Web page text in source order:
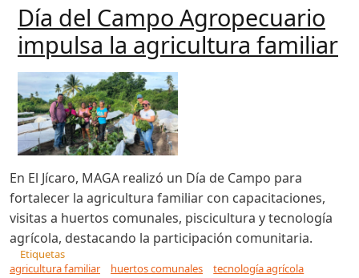
Día del Campo Agropecuario
impulsa la agricultura familiar
En El Jícaro, MAGA realizó un Día de Campo para
fortalecer la agricultura familiar con capacitaciones,
visitas a huertos comunales, piscicultura y tecnología
agrícola, destacando la participación comunitaria.
Etiquetas
agricultura familiar
huertos comunales tecnología agrícola